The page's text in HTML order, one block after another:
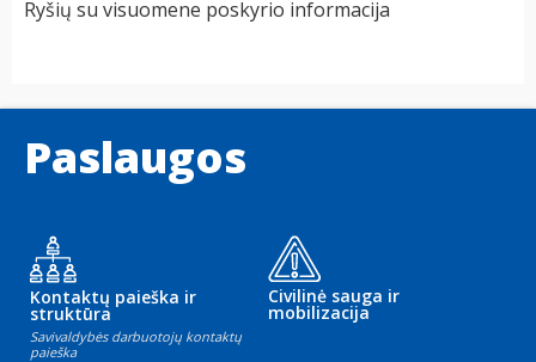
Ryšių su visuomene poskyrio informacija
Paslaugos
Kontaktų paieška ir
struktūra
Savivaldybės darbuotojų kontaktų
paieška
Civilinė sauga ir
mobilizacija